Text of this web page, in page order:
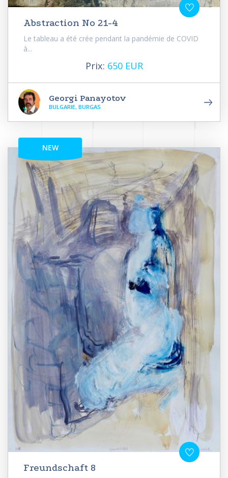
Abstraction No 21-4
Le tableau a été crée pendant la pandémie de COVID
à...
Prix: 650 EUR
Georgi Panayotov
BULGARIE, BURGAS
NEW
Freundschaft 8